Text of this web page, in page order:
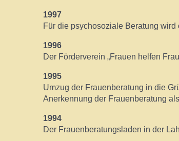
1997
Für die psychosoziale Beratung
1996
Der Förderverein „Frauen helfen
1995
Umzug der Frauenberatung in die
Anerkennung der Frauenberatung
1994
Der Frauenberatungsladen in der